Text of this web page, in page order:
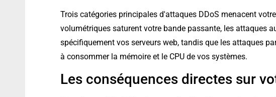
Trois catégories principales d'attaques DDoS menacent
volumétriques saturent votre bande passante, les attaques
spécifiquement vos serveurs web, tandis que les attaques
à consommer la mémoire et le CPU de vos systèmes.
Les conséquences directes sur